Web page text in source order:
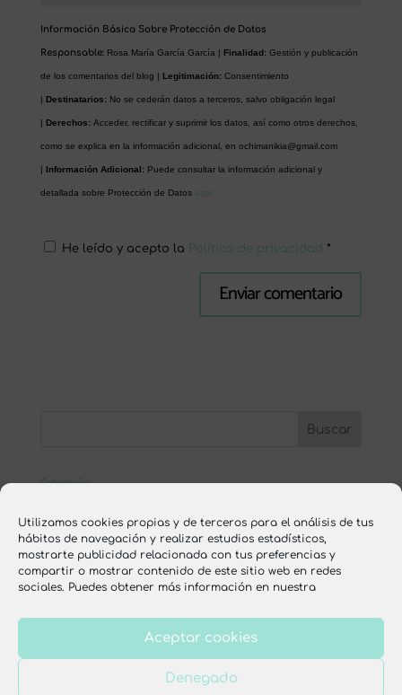
Utilizamos cookies propias y de terceros para el análisis de tus
hábitos de navegación y realizar estudios estadísticos,
mostrarte publicidad relacionada con tus preferencias y
compartir o mostrar contenido de este sitio web en redes
sociales. Puedes obtener más información en nuestra
Aceptar cookies
Denegado
Información Básica Sobre Protección de Datos
Responsable: Rosa María García García | Finalidad: Gestión y publicación
de los comentarios del blog | Legitimación: Consentimiento
| Destinatarios: No se cederán datos a terceros, salvo obligación legal
| Derechos: Acceder, rectificar y suprimir los datos, así como otros derechos,
como se explica en la información adicional, en ochimanikia@gmail.com
| Información Adicional: Puede consultar la información adicional y
detallada sobre Protección de Datos aquí
He leído y acepto la Política de privacidad *
Categorías
ESCUELA ONLINE
nutrición
recetas
Aviso legal
Política de privacidad
Política de cookies
Condiciones de venta